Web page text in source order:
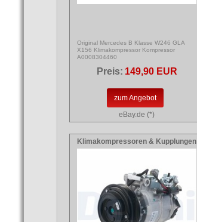
Original Mercedes B Klasse W246 GLA
X156 Klimakompressor Kompressor
A0008304460
Preis: 149,90 EUR
zum Angebot
eBay.de (*)
Klimakompressoren & Kupplungen